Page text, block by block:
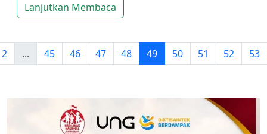
Lanjutkan Membaca
2 ... 45 46 47 48 49 50 51 52 53